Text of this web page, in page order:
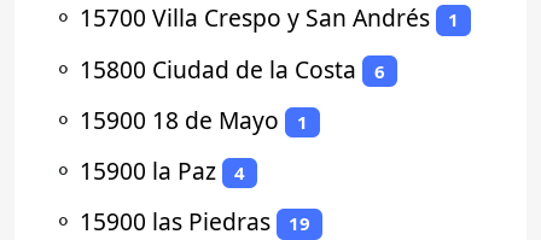
⚬ 15700 Villa Crespo y San Andrés 1
⚬ 15800 Ciudad de la Costa 6
⚬ 15900 18 de Mayo 1
⚬ 15900 la Paz 4
⚬ 15900 las Piedras 19